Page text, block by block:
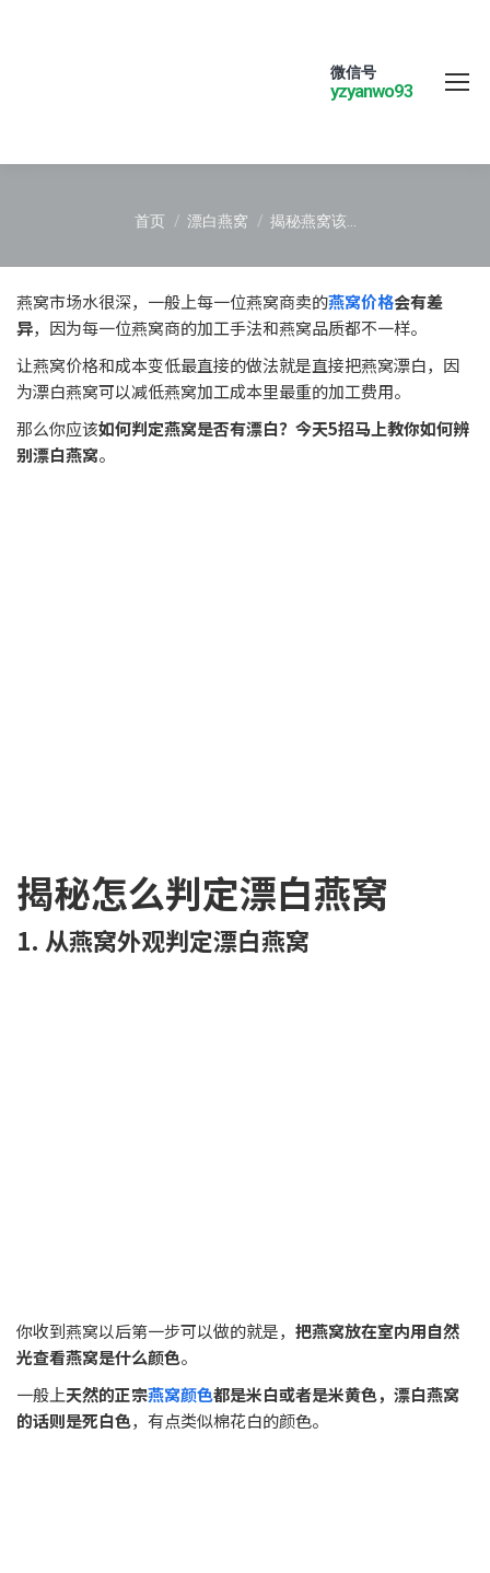
微信号
yzyanwo93
您在这里：
首页 漂白燕窝 揭秘燕窝该…
燕窝市场水很深，一般上每一位燕窝商卖的燕窝价格会有差
异，因为每一位燕窝商的加工手法和燕窝品质都不一样。
让燕窝价格和成本变低最直接的做法就是直接把燕窝漂白，因
为漂白燕窝可以减低燕窝加工成本里最重的加工费用。
那么你应该如何判定燕窝是否有漂白？今天5招马上教你如何辨
别漂白燕窝。
揭秘怎么判定漂白燕窝
1. 从燕窝外观判定漂白燕窝
你收到燕窝以后第一步可以做的就是， 把燕窝放在室内用自然
光查看燕窝是什么颜色。
一般上天然的正宗燕窝颜色都是米白或者是米黄色，漂白燕窝
的话则是死白色，有点类似棉花白的颜色。